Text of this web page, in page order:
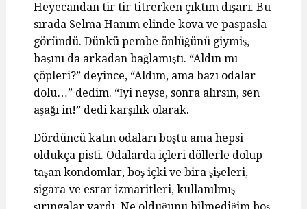
Heyecandan tir tir titrerken çıktım dışarı. Bu
sırada Selma Hanım elinde kova ve paspasla
göründü. Dünkü pembe önlüğünü giymiş,
başını da arkadan bağlamıştı. “Aldın mı
çöpleri?” deyince, “Aldım, ama bazı odalar
dolu…” dedim. “İyi neyse, sonra alırsın, sen
aşağı in!” dedi karşılık olarak.
Dördüncü katın odaları boştu ama hepsi
oldukça pisti. Odalarda içleri döllerle dolup
taşan kondomlar, boş içki ve bira şişeleri,
sigara ve esrar izmaritleri, kullanılmış